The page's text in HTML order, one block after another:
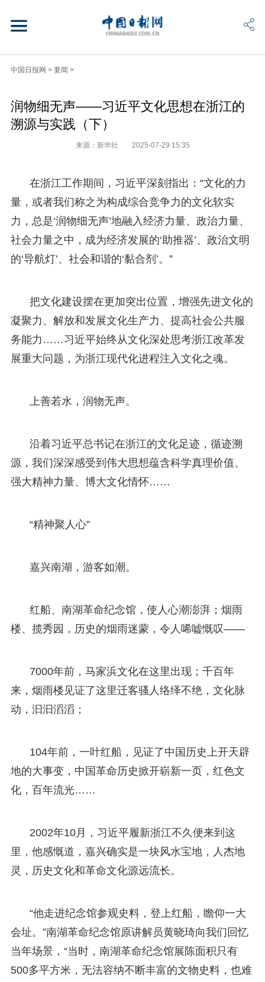
中国日报网 > 要闻 >
润物细无声——习近平文化思想在浙江的
溯源与实践（下）
来源：新华社 2025-07-29 15:35
在浙江工作期间，习近平深刻指出：“文化的力
量，或者我们称之为构成综合竞争力的文化软实
力，总是‘润物细无声’地融入经济力量、政治力量、
社会力量之中，成为经济发展的‘助推器’、政治文明
的‘导航灯’、社会和谐的‘黏合剂’。”
把文化建设摆在更加突出位置，增强先进文化的
凝聚力、解放和发展文化生产力、提高社会公共服
务能力……习近平始终从文化深处思考浙江改革发
展重大问题，为浙江现代化进程注入文化之魂。
上善若水，润物无声。
沿着习近平总书记在浙江的文化足迹，循迹溯
源，我们深深感受到伟大思想蕴含科学真理价值、
强大精神力量、博大文化情怀……
“精神聚人心”
嘉兴南湖，游客如潮。
红船、南湖革命纪念馆，使人心潮澎湃；烟雨
楼、揽秀园，历史的烟雨迷蒙，令人唏嘘慨叹——
7000年前，马家浜文化在这里出现；千百年
来，烟雨楼见证了这里迁客骚人络绎不绝，文化脉
动，汩汩滔滔；
104年前，一叶红船，见证了中国历史上开天辟
地的大事变，中国革命历史掀开崭新一页，红色文
化，百年流光……
2002年10月，习近平履新浙江不久便来到这
里，他感慨道，嘉兴确实是一块风水宝地，人杰地
灵，历史文化和革命文化源远流长。
“他走进纪念馆参观史料，登上红船，瞻仰一大
会址。”南湖革命纪念馆原讲解员黄晓琦向我们回忆
当年场景，“当时，南湖革命纪念馆展陈面积只有
500多平方米，无法容纳不断丰富的文物史料，也难